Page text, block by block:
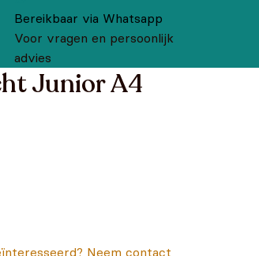
Bereikbaar via Whatsapp
Voor vragen en persoonlijk
advies
Junior A4
Neem contact